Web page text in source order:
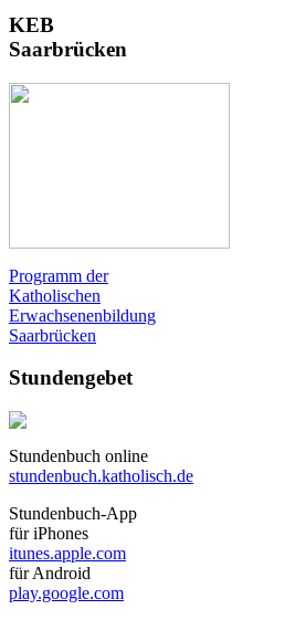
KEB
Saarbrücken
Programm der
Katholischen
Erwachsenenbildung
Saarbrücken
Stundengebet
Stundenbuch online
stundenbuch.katholisch.de
Stundenbuch-App
für iPhones
itunes.apple.com
für Android
play.google.com